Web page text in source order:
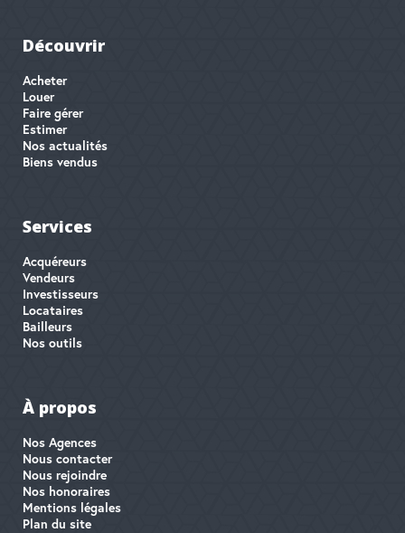
Découvrir
Acheter
Louer
Faire gérer
Estimer
Nos actualités
Biens vendus
Services
Acquéreurs
Vendeurs
Investisseurs
Locataires
Bailleurs
Nos outils
À propos
Nos Agences
Nous contacter
Nous rejoindre
Nos honoraires
Mentions légales
Plan du site